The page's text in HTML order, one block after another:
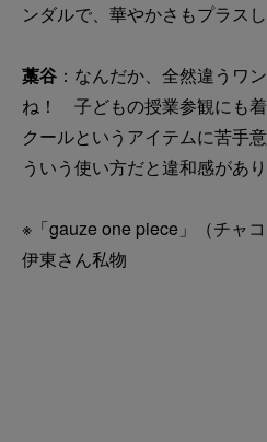
ンダルで、華やかさもプラスし
藁谷 ：なんだか、全然違うワ
ね！ 子どもの授業参観にも
クールというアイテムに苦手
ういう使い方だと違和感があり
※「gauze one piece」（チャ
伊東さん私物